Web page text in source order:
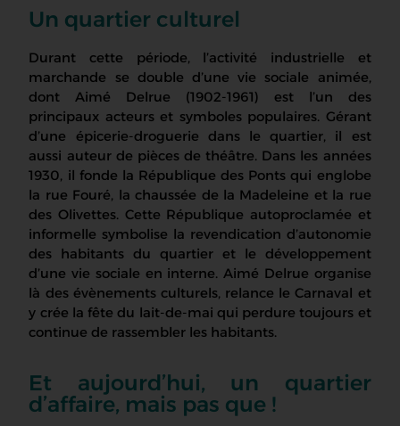
Un quartier culturel
Durant cette période, l’activité industrielle et
marchande se double d’une vie sociale animée,
dont Aimé Delrue (1902-1961) est l’un des
principaux acteurs et symboles populaires. Gérant
d’une épicerie-droguerie dans le quartier, il est
aussi auteur de pièces de théâtre. Dans les années
1930, il fonde la République des Ponts qui englobe
la rue Fouré, la chaussée de la Madeleine et la rue
des Olivettes. Cette République autoproclamée et
informelle symbolise la revendication d’autonomie
des habitants du quartier et le développement
d’une vie sociale en interne. Aimé Delrue organise
là des évènements culturels, relance le Carnaval et
y crée la fête du lait-de-mai qui perdure toujours et
continue de rassembler les habitants.
Et aujourd’hui, un quartier
d’affaire, mais pas que !